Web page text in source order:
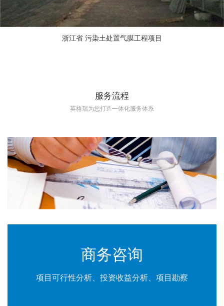
浙江省 污染土处置气膜工程项目
服务流程
英格瑞为您打造一体化服务体系
商务咨询
项目可行性分析、投资收益分析、项目勘察